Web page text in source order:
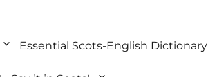
Essential Scots-English Dictionary